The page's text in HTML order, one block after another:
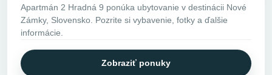
Apartmán 2 Hradná 9 ponúka ubytovanie v destinácii Nové
Zámky, Slovensko. Pozrite si vybavenie, fotky a ďalšie
informácie.
Zobraziť ponuky